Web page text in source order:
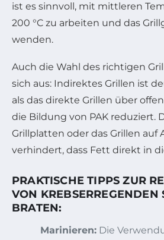
ist es sinnvoll, mit mittleren
200 °C zu arbeiten und das
wenden.
Auch die Wahl des richtigen
sich aus: Indirektes Grillen ist
als das direkte Grillen über
die Bildung von PAK reduziert.
Grillplatten oder das Grillen auf
verhindert, dass Fett direkt in
PRAKTISCHE TIPPS ZUR
VON KREBSERREGENDEN
BRATEN:
Marinieren: Die